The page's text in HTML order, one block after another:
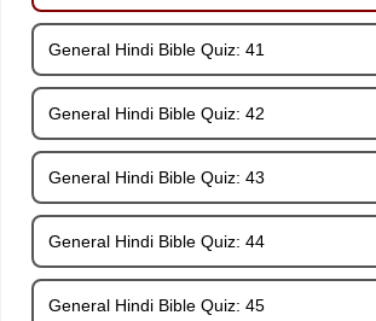
General Hindi Bible Quiz: 41
General Hindi Bible Quiz: 42
General Hindi Bible Quiz: 43
General Hindi Bible Quiz: 44
General Hindi Bible Quiz: 45